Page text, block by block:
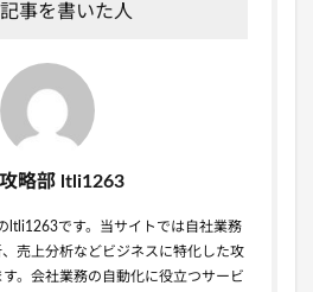
事を書いた人
略部 ltli1263
ltli1263です。当サイトでは自社業務
売上分析などビジネスに特化した攻
。会社業務の自動化に役立つサービ